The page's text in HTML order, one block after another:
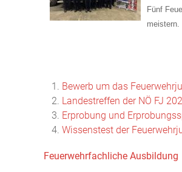
Fünf
meistern.
Bewerb um das
Landestreffen der NÖ FJ
Erprobung und
Wissenstest der
Feuerwehrfachliche Ausbildung